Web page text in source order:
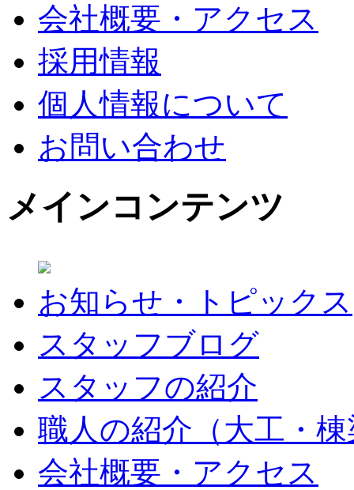
会社概要・アクセス
採用情報
個人情報について
お問い合わせ
メインコンテンツ
お知らせ・トピックス
スタッフブログ
スタッフの紹介
職人の紹介（大工・
会社概要・アクセス